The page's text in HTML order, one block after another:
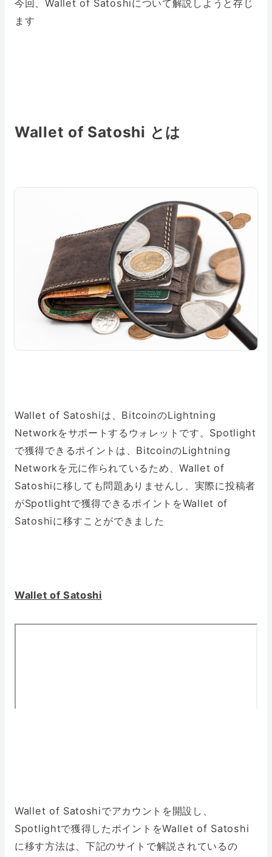
今回、Wallet of Satoshiについて解説しようと存じ
ます
Wallet of Satoshi とは
Wallet of Satoshiは、BitcoinのLightning
Networkをサポートするウォレットです。Spotlight
で獲得できるポイントは、BitcoinのLightning
Networkを元に作られているため、Wallet of
Satoshiに移しても問題ありませんし、実際に投稿者
がSpotlightで獲得できるポイントをWallet of
Satoshiに移すことができました
Wallet of Satoshi
Wallet of Satoshiでアカウントを開設し、
Spotlightで獲得したポイントをWallet of Satoshi
に移す方法は、下記のサイトで解説されているの